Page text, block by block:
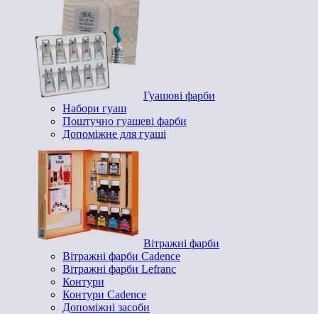
Гуашові фарби
Набори гуаш
Поштучно гуашеві фарби
Допоміжне для гуаші
Вітражні фарби
Вітражні фарби Cadence
Вітражні фарби Lefranc
Контури
Контури Cadence
Допоміжні засоби